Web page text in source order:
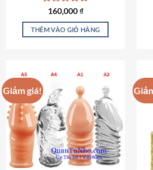
phẩm
Được xếp
hạng4.73
5 sao
160,000₫
THÊM VÀO GIỎ HÀNG
Giảm giá!